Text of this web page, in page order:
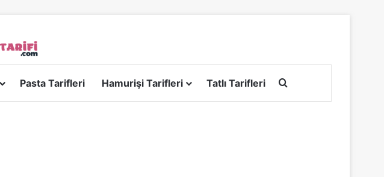
Pasta Tarifleri Hamurişi Tarifleri Tatlı Tarifleri